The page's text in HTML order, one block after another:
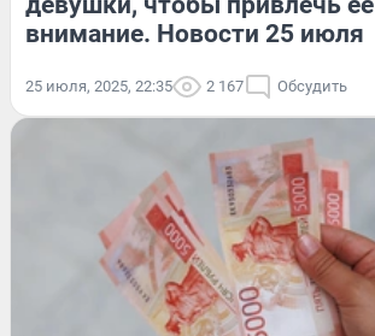
внимание. Новости 25 июля
25 июля, 2025, 22:35 2 167 Обсудить